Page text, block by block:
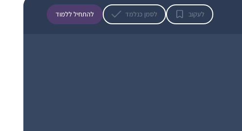
לעקוב לסמן כנלמד להתחיל ללמוד
שלי ממש.קרן רוזנברג
ירושלים, ישראל